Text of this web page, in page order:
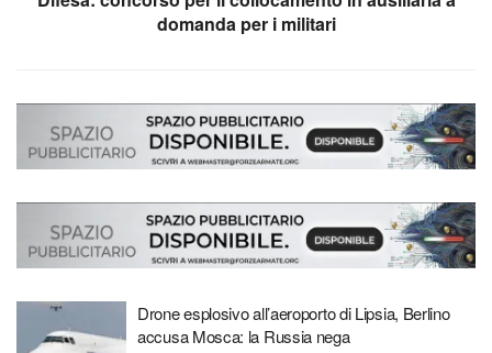
domanda per i militari
Drone esplosivo all’aeroporto di Lipsia, Berlino
accusa Mosca: la Russia nega